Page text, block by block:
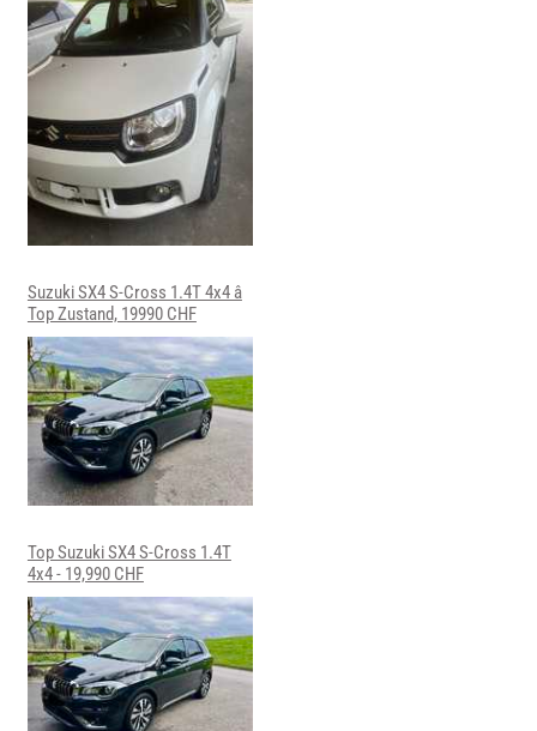
Suzuki SX4 S-Cross 1.4T 4x4 â
Top Zustand, 19990 CHF
Top Suzuki SX4 S-Cross 1.4T
4x4 - 19,990 CHF